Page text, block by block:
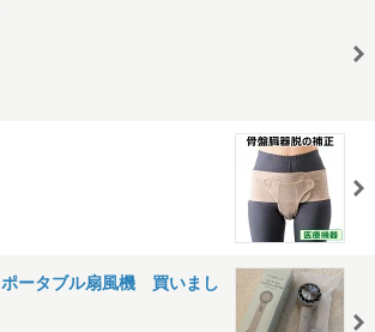
ータブル扇風機 買いまし